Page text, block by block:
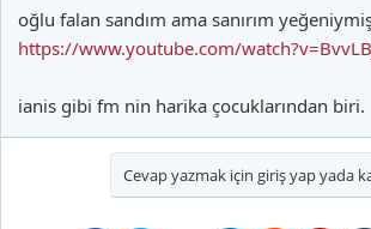
oğlu falan sandım ama sanırım
https://www.youtube.com/
ianis gibi fm nin harika çocuklarından biri.
Cevap yazmak için giriş yap yada